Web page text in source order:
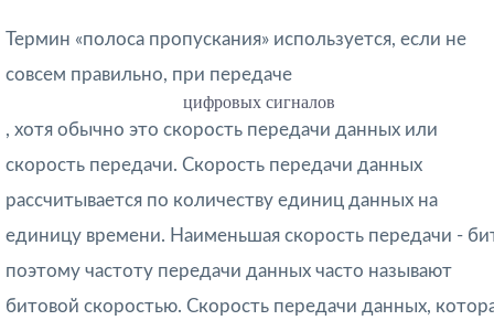
Термин «полоса пропускания» используется, если не
совсем правильно, при передаче
цифровых сигналов
, хотя обычно это скорость передачи данных или
скорость передачи. Скорость передачи данных
рассчитывается по количеству единиц данных на
единицу времени. Наименьшая скорость передачи -
поэтому частоту передачи данных часто называют
битовой скоростью. Скорость передачи данных,